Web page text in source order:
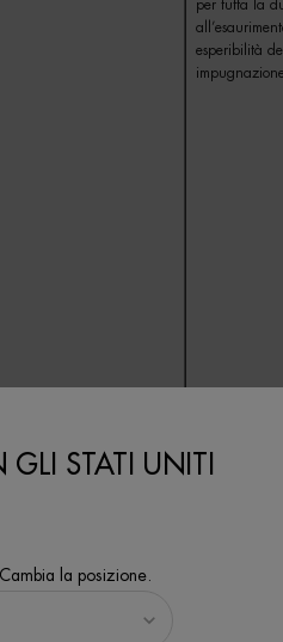
per tutta la
esperibilità
prestato dai
Sino alla
tale
dall’ultima
STATI UNITI
la posizione.